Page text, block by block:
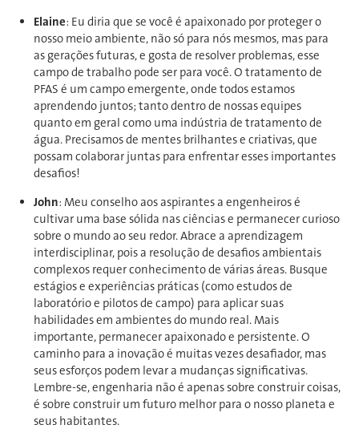
Elaine: Eu diria que se você é apaixonado por proteger o
nosso meio ambiente, não só para nós mesmos, mas para
as gerações futuras, e gosta de resolver problemas, esse
campo de trabalho pode ser para você. O tratamento de
PFAS é um campo emergente, onde todos estamos
aprendendo juntos; tanto dentro de nossas equipes
quanto em geral como uma indústria de tratamento de
água. Precisamos de mentes brilhantes e criativas, que
possam colaborar juntas para enfrentar esses importantes
desafios!
John: Meu conselho aos aspirantes a engenheiros é
cultivar uma base sólida nas ciências e permanecer curioso
sobre o mundo ao seu redor. Abrace a aprendizagem
interdisciplinar, pois a resolução de desafios ambientais
complexos requer conhecimento de várias áreas. Busque
estágios e experiências práticas (como estudos de
laboratório e pilotos de campo) para aplicar suas
habilidades em ambientes do mundo real. Mais
importante, permanecer apaixonado e persistente. O
caminho para a inovação é muitas vezes desafiador, mas
seus esforços podem levar a mudanças significativas.
Lembre-se, engenharia não é apenas sobre construir coisas,
é sobre construir um futuro melhor para o nosso planeta e
seus habitantes.